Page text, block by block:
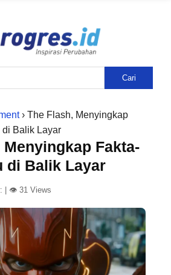
Cari
› The Flash, Menyingkap
di Balik Layar
Menyingkap Fakta-
di Balik Layar
👁 31 Views